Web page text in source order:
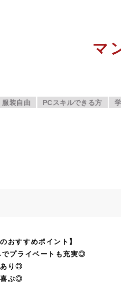
マ
服装自由 PCスキルできる方
おすすめポイント】
プライベートも充実◎
あり◎
喜ぶ◎